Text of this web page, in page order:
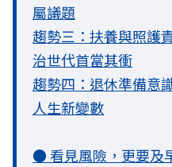
屬議題
趨勢三：扶養與照護
治世代首當其衝
趨勢四：退休準備意
人生新變數
● 看見風險，更要